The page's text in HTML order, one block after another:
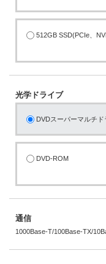
512GB SSD(PCIe、
光学ドライブ
DVDスーパーマルチド
DVD-ROM
通信
1000Base-T/100Base-TX/